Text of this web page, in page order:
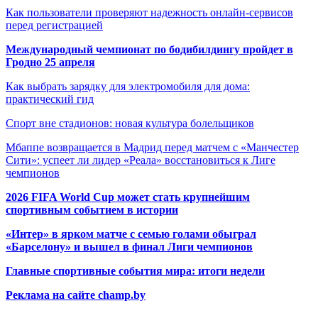
Как пользователи проверяют надежность онлайн-сервисов
перед регистрацией
Международный чемпионат по бодибилдингу пройдет в
Гродно 25 апреля
Как выбрать зарядку для электромобиля для дома:
практический гид
Спорт вне стадионов: новая культура болельщиков
Мбаппе возвращается в Мадрид перед матчем с «Манчестер
Сити»: успеет ли лидер «Реала» восстановиться к Лиге
чемпионов
2026 FIFA World Cup может стать крупнейшим
спортивным событием в истории
«Интер» в ярком матче с семью голами обыграл
«Барселону» и вышел в финал Лиги чемпионов
Главные спортивные события мира: итоги недели
Реклама на сайте champ.by